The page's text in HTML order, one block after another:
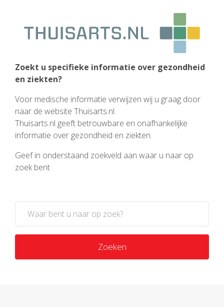
Zoekt u specifieke informatie over gezondheid
en ziekten?
Voor medische informatie verwijzen wij u graag door
naar de website Thuisarts.nl.
Thuisarts.nl geeft betrouwbare en onafhankelijke
informatie over gezondheid en ziekten.
Geef in onderstaand zoekveld aan waar u naar op
zoek bent
Zoeken